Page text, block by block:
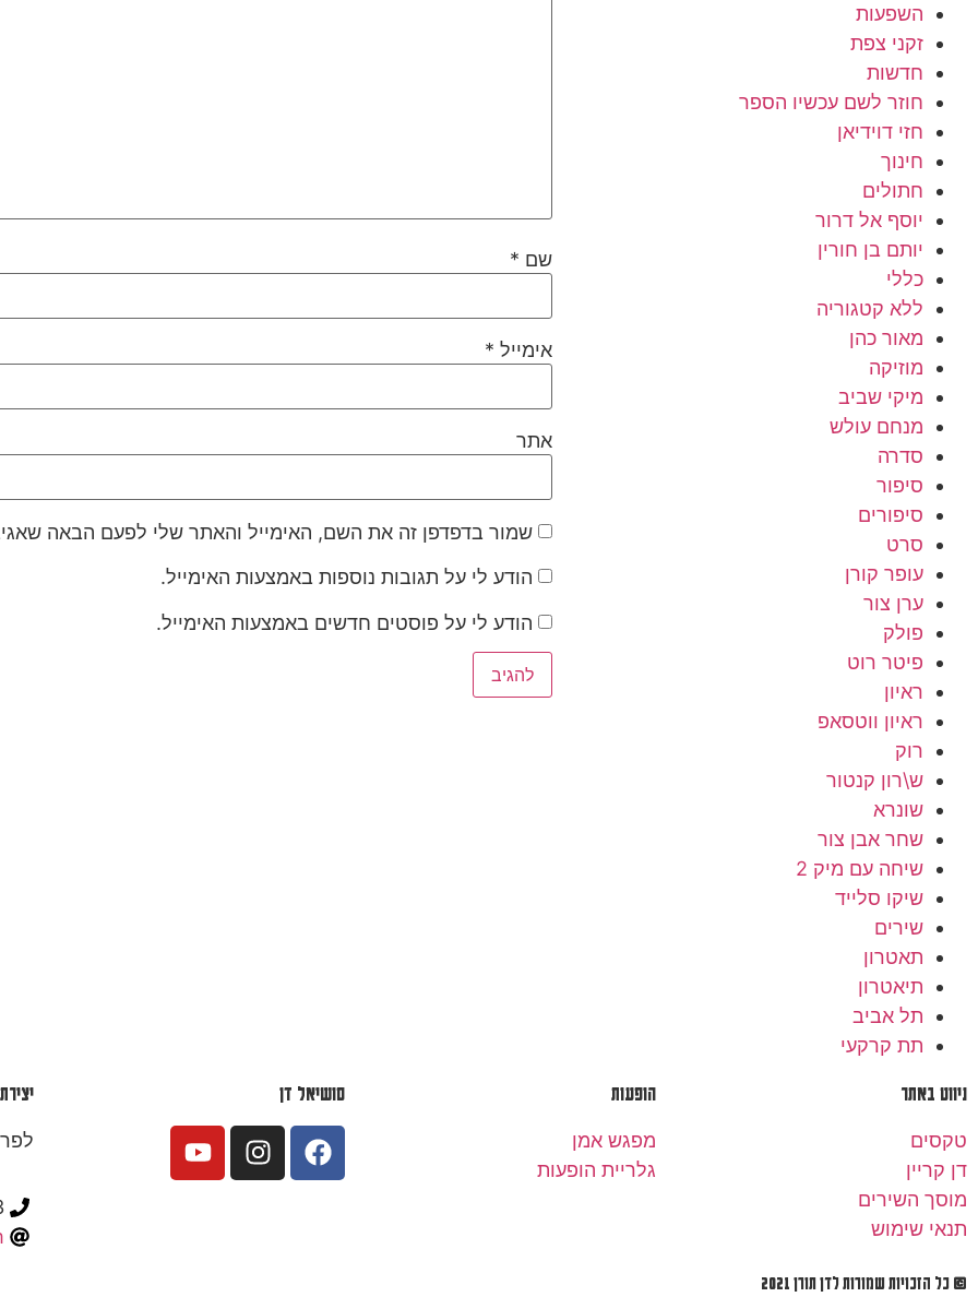
השפעות
זקני צפת
חדשות
חוזר לשם עכשיו הספר
חזי דוידיאן
חינוך
חתולים
יוסף אל דרור
יותם בן חורין
כללי
ללא קטגוריה
מאור כהן
מוזיקה
מיקי שביב
מנחם עולש
סדרה
סיפור
סיפורים
סרט
עופר קורן
ערן צור
פולק
פיטר רוט
ראיון
ראיון ווטסאפ
רוק
ש\רון קנטור
שונרא
שחר אבן צור
שיחה עם מיק 2
שיקו סלייד
שירים
תאטרון
תיאטרון
תל אביב
תת קרקעי
שם *
אימייל *
אתר
שמור בדפדפן זה את השם, האימייל והאתר שלי לפעם הבאה
הודע לי על תגובות נוספות באמצעות האימייל.
הודע לי על פוסטים חדשים באמצעות האימייל.
ניווט באתר
טקסים
דן קריין
מוסך השירים
תנאי שימוש
הופעות
מפגש אמן
גלריית הופעות
סושיאל דן
© כל הזכויות שמורות לדן תורן 2021